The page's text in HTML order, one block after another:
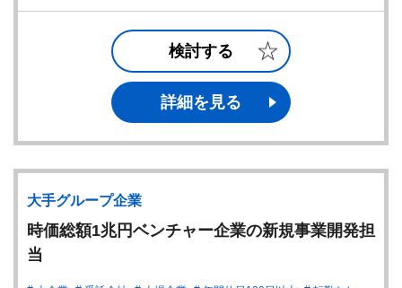
検討する
詳細を見る
大手グループ企業
時価総額1兆円ベンチャー企業の新規事業開発担
当